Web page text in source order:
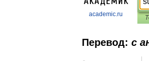
academic.ru
Перевод: с